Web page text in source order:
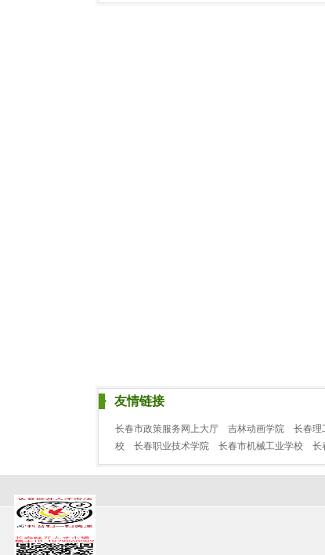
友情链接
长春市政策服务网上大厅 吉林动画学院 长春理
校
长春职业技术学院 长春市机械工业学校 长